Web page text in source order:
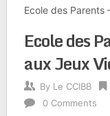
Ecole des Parents
Ecole des
aux Jeux
By Le CCIBB
0 Comments